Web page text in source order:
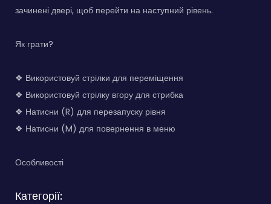
зачинені двері, щоб перейти на наступний рівень.
Як грати?
❖ Використовуй стрілки для переміщення
❖ Використовуй стрілку вгору для стрибка
❖ Натисни (R) для перезапуску рівня
❖ Натисни (M) для повернення в меню
Особливості
Категорії: